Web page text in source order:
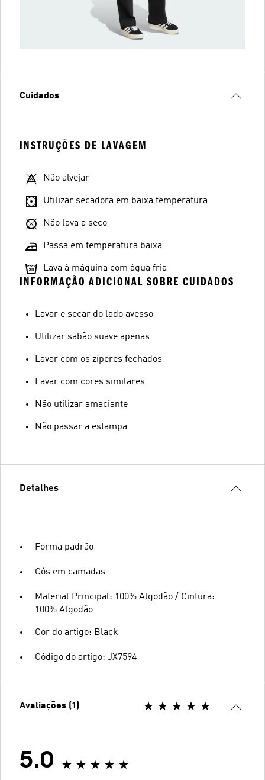
Cuidados
INSTRUÇÕES DE LAVAGEM
Não alvejar
Utilizar secadora em baixa temperatura
Não lava a seco
Passa em temperatura baixa
Lava à máquina com água fria
INFORMAÇÃO ADICIONAL SOBRE CUIDADOS
Lavar e secar do lado avesso
Utilizar sabão suave apenas
Lavar com os zíperes fechados
Lavar com cores similares
Não utilizar amaciante
Não passar a estampa
Detalhes
Forma padrão
Cós em camadas
Material Principal: 100% Algodão / Cintura:
100% Algodão
Cor do artigo: Black
Código do artigo: JX7594
Avaliações (1)
5.0